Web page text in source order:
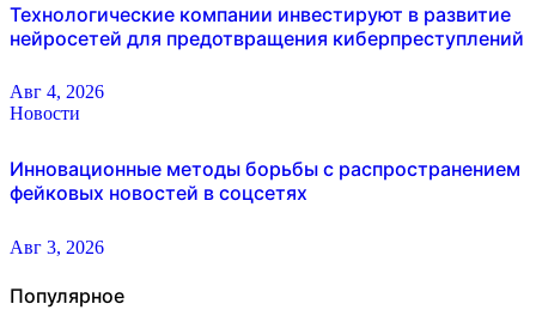
Технологические компании инвестируют в развитие
нейросетей для предотвращения киберпреступлений
Авг 4, 2026
Новости
Инновационные методы борьбы с распространением
фейковых новостей в соцсетях
Авг 3, 2026
Популярное